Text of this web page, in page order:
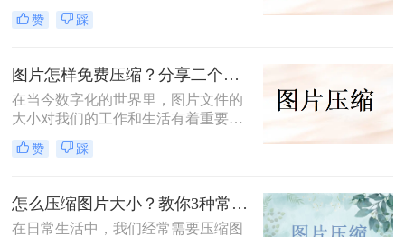
传、发送或存储的需求那么图片大小
怎么压缩到500k以内呢？本文将介绍
法。
赞 踩
图片怎样免费压缩？分享二个简单易用的压缩方法！
在当今数字化的世界里，图片文件的
大小对我们的工作和生活有着重要影
响。无论是为了加速网页加载速度、
满足社交媒体平台的上传要求，还是
费压缩是一项不可或缺的技能。本文
将介绍两种简单易用的图片压缩方
法。
赞 踩
怎么压缩图片大小？教你3种常用压缩方法！
在日常生活中，我们经常需要压缩图